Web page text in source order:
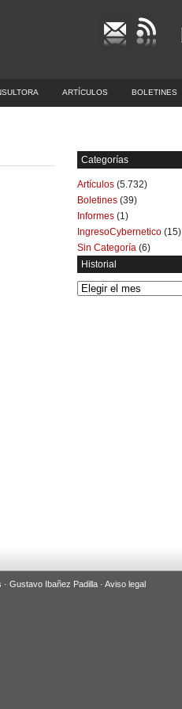
ARTÍCULOS BOLETINES
Categorías
Artículos (5.732)
Boletines (39)
Informes (1)
IngresoCybernetico (15)
Sin Categoría (6)
Historial
Historial
Gustavo Ibañez Padilla · Aviso legal